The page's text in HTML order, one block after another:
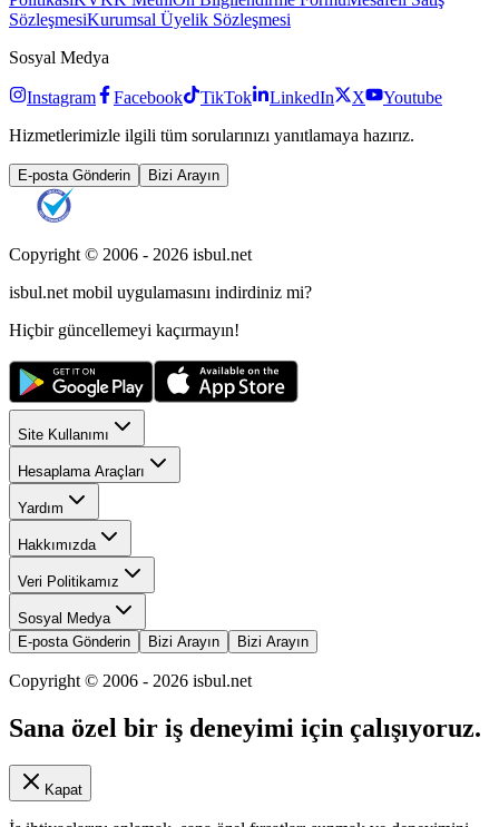
SözleşmesiKurumsal Üyelik Sözleşmesi
Sosyal Medya
Instagram Facebook TikTok LinkedIn X
Youtube
Hizmetlerimizle ilgili tüm sorularınızı yanıtlamaya hazırız.
E-posta Gönderin Bizi Arayın
Copyright © 2006 - 2026 isbul.net
isbul.net mobil uygulamasını indirdiniz mi?
Hiçbir güncellemeyi kaçırmayın!
Site Kullanımı
Hesaplama Araçları
Yardım
Hakkımızda
Veri Politikamız
Sosyal Medya
E-posta Gönderin
Bizi Arayın Bizi Arayın
Copyright © 2006 - 2026 isbul.net
Sana özel bir iş deneyimi için çalışıyoruz.
Kapat